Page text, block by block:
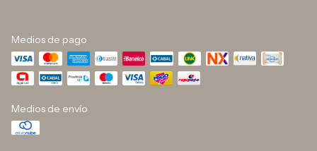
Medios de pago
Medios de envío